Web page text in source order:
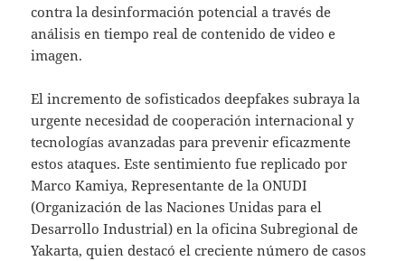
contra la desinformación potencial a través de
análisis en tiempo real de contenido de video e
imagen.
El incremento de sofisticados deepfakes subraya la
urgente necesidad de cooperación internacional y
tecnologías avanzadas para prevenir eficazmente
estos ataques. Este sentimiento fue replicado por
Marco Kamiya, Representante de la ONUDI
(Organización de las Naciones Unidas para el
Desarrollo Industrial) en la oficina Subregional de
Yakarta, quien destacó el creciente número de casos